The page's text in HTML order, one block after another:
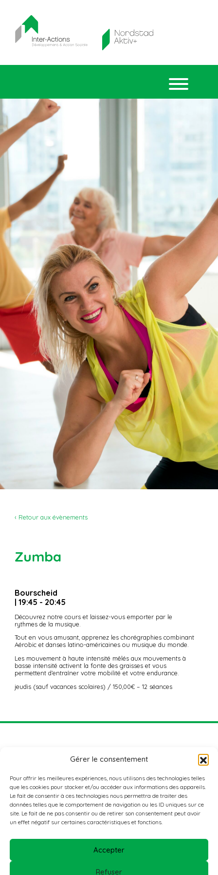
Gérer le consentement
Pour offrir les meilleures expériences, nous utilisons des technologies telles
que les cookies pour stocker et/ou accéder aux informations des appareils.
Le fait de consentir à ces technologies nous permettra de traiter des
données telles que le comportement de navigation ou les ID uniques sur ce
site. Le fait de ne pas consentir ou de retirer son consentement peut avoir
un effet négatif sur certaines caractéristiques et fonctions.
Accepter
Refuser
‹ Retour aux évènements
Zumba
Bourscheid
| 19:45 - 20:45
Découvrez notre cours et laissez-vous emporter par le
rythmes de la musique.
Tout en vous amusant, apprenez les chorégraphies combinant
Aérobic et danses latino-américaines ou musique du monde.
Les mouvement à haute intensité mêlés aux mouvements à
basse intensité activent la fonte des graisses et vous
permettent d’entraîner votre mobilité et votre endurance.
jeudis (sauf vacances scolaires) / 150,00€ – 12 séances
ADRESSE
Nordstad Aktiv+
3, rue de l’école agricole